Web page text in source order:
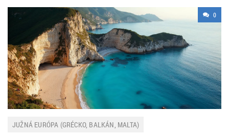
0
JUŽNÁ EURÓPA (GRÉCKO, BALKÁN, MALTA)